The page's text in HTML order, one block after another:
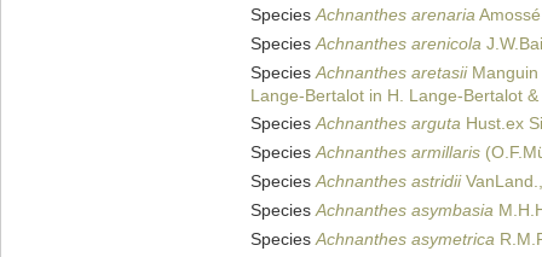
SpeciesAchnanthes arenaria
SpeciesAchnanthes arenicola
SpeciesAchnanthes aretasiiManguin
Lange-Bertalot in H. Lange-Bertalot
SpeciesAchnanthes arguta Hust.ex
SpeciesAchnanthes armillaris
SpeciesAchnanthes astridii
SpeciesAchnanthes asymbasia
SpeciesAchnanthes asymetrica